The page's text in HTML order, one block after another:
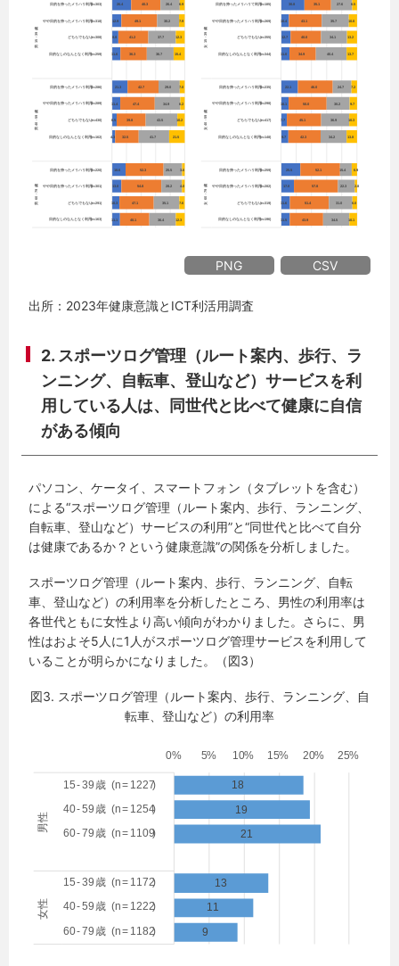
PNG CSV
出所：2023年健康意識とICT利活用調査
2. スポーツログ管理（ルート案内、歩行、ラ
ンニング、自転車、登山など）サービスを利
用している人は、同世代と比べて健康に自信
がある傾向
パソコン、ケータイ、スマートフォン（タブレットを含む）
による“スポーツログ管理（ルート案内、歩行、ランニング、
自転車、登山など）サービスの利用”と“同世代と比べて自分
は健康であるか？という健康意識”の関係を分析しました。
スポーツログ管理（ルート案内、歩行、ランニング、自転
車、登山など）の利用率を分析したところ、男性の利用率は
各世代ともに女性より高い傾向がわかりました。さらに、男
性はおよそ5人に1人がスポーツログ管理サービスを利用して
いることが明らかになりました。（図3）
図3. スポーツログ管理（ルート案内、歩行、ランニング、自
転車、登山など）の利用率